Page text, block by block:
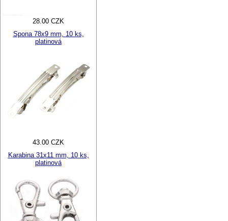
28.00 CZK
Spona 78x9 mm, 10 ks,
platinová
43.00 CZK
Karabina 31x11 mm, 10 ks,
platinová